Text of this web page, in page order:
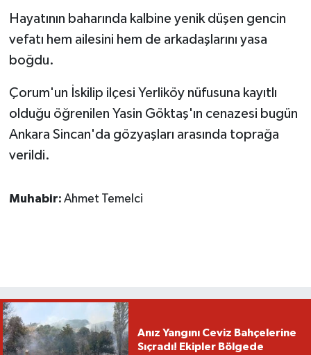
Hayatının baharında kalbine yenik düşen gencin
vefatı hem ailesini hem de arkadaşlarını yasa
boğdu.
Çorum'un İskilip ilçesi Yerliköy nüfusuna kayıtlı
olduğu öğrenilen Yasin Göktaş'ın cenazesi bugün
Ankara Sincan'da gözyaşları arasında toprağa
verildi.
Muhabir: Ahmet Temelci
Anız Yangını Ceviz Bahçelerine
Sıçradı! Ekipler Bölgede